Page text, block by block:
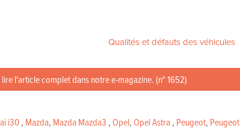
Qualités et défauts des véhicules
l'article complet dans notre e-magazine. (n° 1652)
i30, Mazda, Mazda Mazda3 ,Opel,Opel Astra, Peugeot, Peugeot